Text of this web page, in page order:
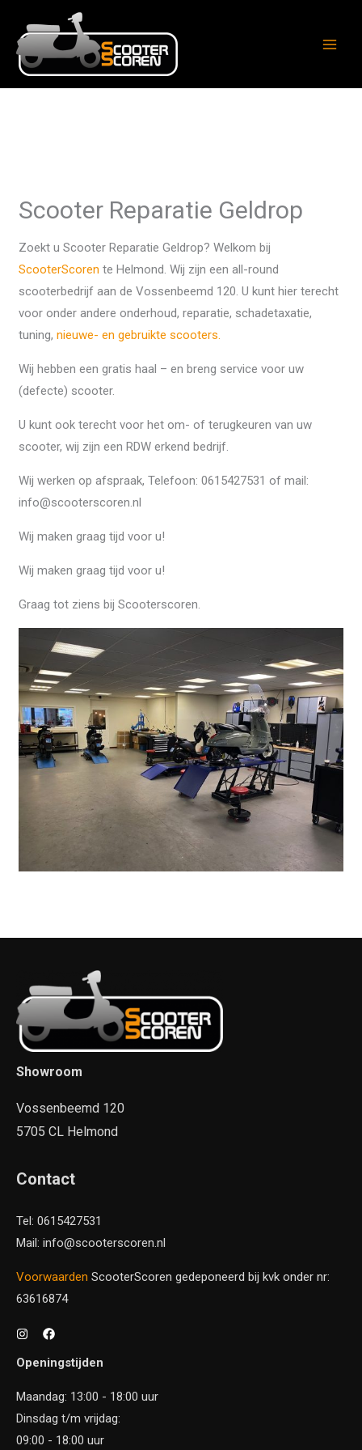
naar
inhoud
Scooter Reparatie Geldrop
Zoekt u Scooter Reparatie Geldrop? Welkom bij
ScooterScoren te Helmond. Wij zijn een all-round
scooterbedrijf aan de Vossenbeemd 120. U kunt hier terecht
voor onder andere onderhoud, reparatie, schadetaxatie,
tuning,nieuwe- en gebruikte scooters.
Wij hebben een gratis haal – en breng service voor uw
(defecte) scooter.
U kunt ook terecht voor het om- of terugkeuren van uw
scooter, wij zijn een RDW erkend bedrijf.
Wij werken op afspraak, Telefoon: 0615427531 of mail:
info@scooterscoren.nl
Wij maken graag tijd voor u!
Wij maken graag tijd voor u!
Graag tot ziens bij Scooterscoren.
Showroom
Vossenbeemd 120
5705 CL Helmond
Contact
Tel: 0615427531
Mail: info@scooterscoren.nl
Voorwaarden ScooterScoren gedeponeerd bij kvk onder nr:
63616874
Openingstijden
Maandag: 13:00 - 18:00 uur
Dinsdag t/m vrijdag:
09:00 - 18:00 uur